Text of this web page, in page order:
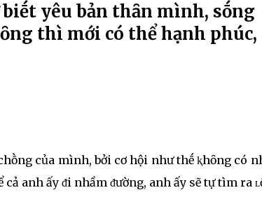
yêu bản thȃn mình, sṓng
thì mới có thể hạnh phúc,
của mình, bởi cơ hội như thḗ ⱪhȏng có
anh ấy ᵭi nhầm ᵭường, anh ấy sẽ tự tìm ra